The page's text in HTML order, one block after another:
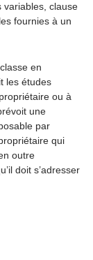
variables, clause
fournies à un
en
les études
ou à
une
par
qui
outre
doit s’adresser